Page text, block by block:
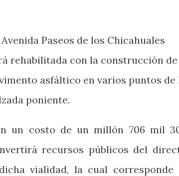
Paseos de los Chicahuales
rehabilitada con la construcción de
asfáltico en varios puntos de
poniente.
un costo de un millón 706 mil
recursos públicos del
vialidad, la cual corresponde